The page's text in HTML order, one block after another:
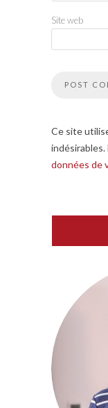
Site web
Ce site
indésirables.
données de